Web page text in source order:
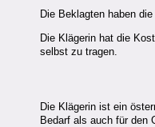
Die Beklagten haben
Die Klägerin hat die
selbst zu tragen.
Die Klägerin ist ein
Bedarf als auch für den